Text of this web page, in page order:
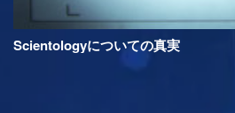
Scientologyについての真実